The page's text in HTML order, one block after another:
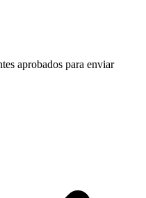
aprobados para enviar